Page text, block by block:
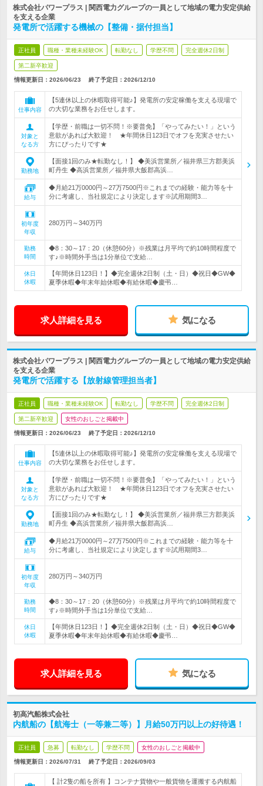
株式会社パワープラス | 関西電力グループの一員として地域の電力安定供給
を支える企業
発電所で活躍する機械の【整備・据付担当】
正社員 職種・業種未経験OK 転勤なし 学歴不問 完全週休2日制
第二新卒歓迎
情報更新日：2026/06/23 終了予定日： 2026/12/10
仕事内容
【5連休以上の休暇取得可能♪】発電所の安定稼働を支える現場で
の大切な業務をお任せします。
対象と
なる方
【学歴・前職は一切不問！※要普免】「やってみたい！」という
意欲があれば大歓迎！ ★年間休日123日でオフを充実させたい
方にぴったりです★
勤務地
【面接1回のみ★転勤なし！】 ◆美浜営業所／福井県三方郡美浜
町丹生 ◆高浜営業所／福井県大飯郡高浜…
給与
◆月給21万0000円～27万7500円※これまでの経験・能力等を十
分に考慮し、当社規定により決定します※試用期間3…
初年度
年収
280万円～340万円
勤務
時間
◆8：30～17：20（休憩60分）※残業は月平均で約10時間程度で
す♪※時間外手当は1分単位で支給…
休日
休暇
【年間休日123日！】◆完全週休2日制（土・日）◆祝日◆GW◆
夏季休暇◆年末年始休暇◆有給休暇◆慶弔…
求人詳細を見る 気になる
株式会社パワープラス | 関西電力グループの一員として地域の電力安定供給
を支える企業
発電所で活躍する【放射線管理担当者】
正社員 職種・業種未経験OK 転勤なし 学歴不問 完全週休2日制
第二新卒歓迎 女性のおしごと掲載中
情報更新日：2026/06/23 終了予定日： 2026/12/10
仕事内容
【5連休以上の休暇取得可能♪】発電所の安定稼働を支える現場で
の大切な業務をお任せします。
対象と
なる方
【学歴・前職は一切不問！※要普免】「やってみたい！」という
意欲があれば大歓迎！ ★年間休日123日でオフを充実させたい
方にぴったりです★
勤務地
【面接1回のみ★転勤なし！】 ◆美浜営業所／福井県三方郡美浜
町丹生 ◆高浜営業所／福井県大飯郡高浜…
給与
◆月給21万0000円～27万7500円※これまでの経験・能力等を十
分に考慮し、当社規定により決定します※試用期間3…
初年度
年収
280万円～340万円
勤務
時間
◆8：30～17：20（休憩60分）※残業は月平均で約10時間程度で
す♪※時間外手当は1分単位で支給…
休日
休暇
【年間休日123日！】◆完全週休2日制（土・日）◆祝日◆GW◆
夏季休暇◆年末年始休暇◆有給休暇◆慶弔…
求人詳細を見る 気になる
初高汽船株式会社
内航船の【航海士（一等兼二等）】月給50万円以上の好待遇！
正社員 急募 転勤なし 学歴不問 女性のおしごと掲載中
情報更新日：2026/07/31 終了予定日： 2026/09/03
【 計2隻の船を所有 】コンテナ貨物や一般貨物を運搬する内航船